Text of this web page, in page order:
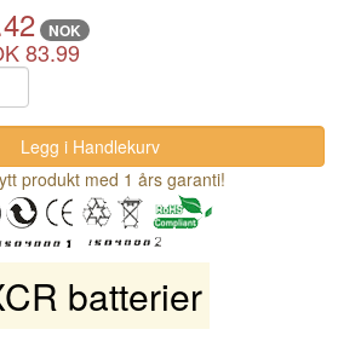
NOK
83.99
produkt med 1 års garanti!
batterier